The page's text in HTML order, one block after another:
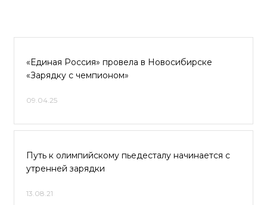
«Единая Россия» провела в Новосибирске
«Зарядку с чемпионом»
09.04.25
Путь к олимпийскому пьедесталу начинается с
утренней зарядки
13.08.21